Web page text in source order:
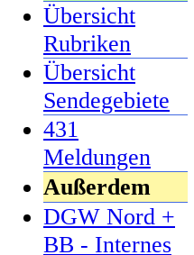
Übersicht
Rubriken
Übersicht
Sendegebiete
431
Meldungen
Außerdem
DGW Nord +
BB - Internes